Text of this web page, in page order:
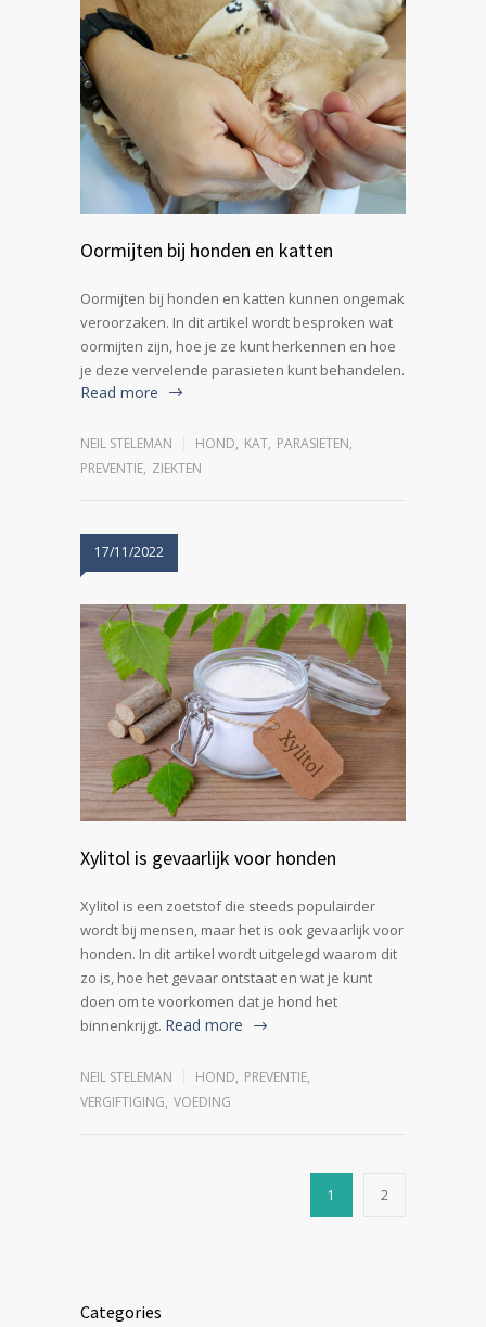
Oormijten bij honden en katten
Oormijten bij honden en katten kunnen ongemak
veroorzaken. In dit artikel wordt besproken wat
oormijten zijn, hoe je ze kunt herkennen en hoe
je deze vervelende parasieten kunt behandelen.
Read more
NEIL STELEMAN HOND, KAT, PARASIETEN,
PREVENTIE, ZIEKTEN
17/11/2022
Xylitol is gevaarlijk voor honden
Xylitol is een zoetstof die steeds populairder
wordt bij mensen, maar het is ook gevaarlijk voor
honden. In dit artikel wordt uitgelegd waarom dit
zo is, hoe het gevaar ontstaat en wat je kunt
doen om te voorkomen dat je hond het
binnenkrijgt. Read more
NEIL STELEMAN HOND, PREVENTIE,
VERGIFTIGING, VOEDING
1 2
Categories